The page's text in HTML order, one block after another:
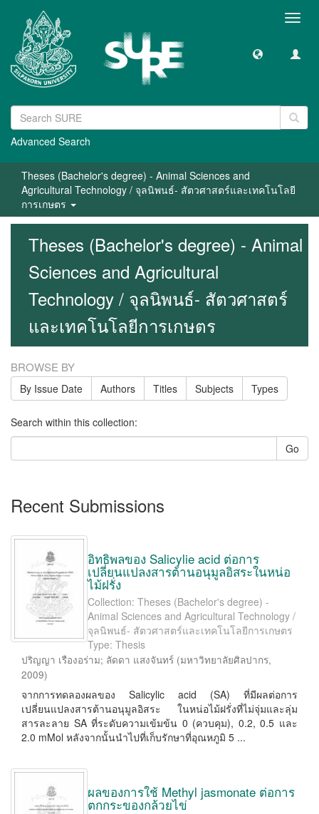
Advanced Search
Theses (Bachelor's degree) - Animal Sciences and
Agricultural Technology / จุลนิพนธ์- สัตวศาสตร์และเทคโนโลยี
การเกษตร
Theses (Bachelor's degree) - Animal
Sciences and Agricultural
Technology / จุลนิพนธ์- สัตวศาสตร์
และเทคโนโลยีการเกษตร
BROWSE BY
By Issue Date Authors Titles Subjects Types
Search within this collection:
Go
Recent Submissions
อิทธิพลของ Salicylie acid ต่อการ
เปลี่ยนแปลงสารต้านอนุมูลอิสระในหน่อ
ไม้ฝรั่ง
Collection: Theses (Bachelor's degree) -
Animal Sciences and Agricultural Technology /
จุลนิพนธ์- สัตวศาสตร์และเทคโนโลยีการเกษตร
Type: Thesis
ปริญญา เรืองอร่าม; ลัดดา แสงจันทร์ (มหาวิทยาลัยศิลปากร,
2009)
จากการทดลองผลของ Salicylic acid (SA) ที่มีผลต่อการ
เปลี่ยนแปลงสารต้านอนุมูลอิสระ ในหน่อไม้ฝรั่งที่ไม่จุ่มและลุ่ม
สารละลาย SA ที่ระดับความเข้มข้น 0 (ควบคุม), 0.2, 0.5 และ
2.0 mMol หลังจากนั้นนําไปที่เก็บรักษาที่อุณหภูมิ 5 ...
ผลของการใช้ Methyl jasmonate ต่อการ
ตกกระของกล้วยไข่